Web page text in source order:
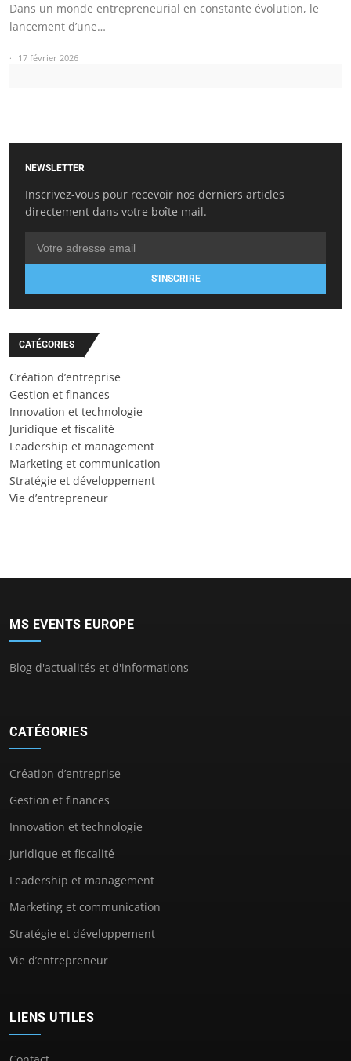
Dans un monde entrepreneurial en constante évolution, le
lancement d’une…
17 février 2026
NEWSLETTER
Inscrivez-vous pour recevoir nos derniers articles
directement dans votre boîte mail.
S'INSCRIRE
CATÉGORIES
Création d’entreprise
Gestion et finances
Innovation et technologie
Juridique et fiscalité
Leadership et management
Marketing et communication
Stratégie et développement
Vie d’entrepreneur
MS EVENTS EUROPE
Blog d'actualités et d'informations
CATÉGORIES
Création d’entreprise
Gestion et finances
Innovation et technologie
Juridique et fiscalité
Leadership et management
Marketing et communication
Stratégie et développement
Vie d’entrepreneur
LIENS UTILES